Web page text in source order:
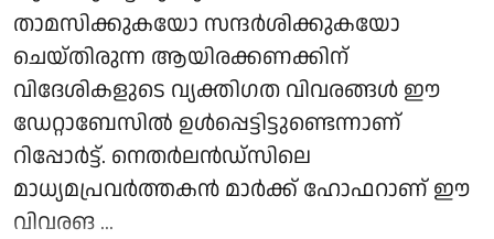
താമസിക്കുകയോ സന്ദര്‍ശിക്കുകയോ
ചെയ്തിരുന്ന ആയിരക്കണക്കിന്
വിദേശികളുടെ വ്യക്തിഗത വിവരങ്ങള്‍ ഈ
ഡേറ്റാബേസില്‍ ഉള്‍പ്പെട്ടിട്ടുണ്ടെന്നാണ്
റിപ്പോര്‍ട്ട്. നെതര്‍ലന്‍ഡ്സിലെ
മാധ്യമപ്രവര്‍ത്തകന്‍ മാര്‍ക്ക് ഹോഫറാണ് ഈ
വിവരങ ...